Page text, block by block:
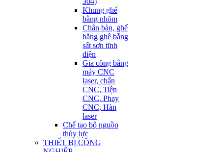
Khung ghế
bằng nhôm
Chân bàn, ghế
bằng ghê bằng
sất sơn tĩnh
điện
Gia công bằng
máy CNC
laser, chấn
CNC, Tiện
CNC, Phay
CNC, Hàn
laser
Chế tạo bộ nguồn
thủy lực
THIẾT BỊ CÔNG